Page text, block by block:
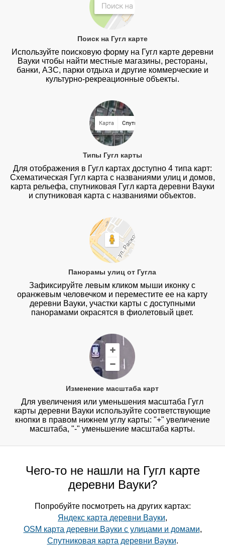
Поиск на Гугл карте
Используйте поисковую форму на Гугл карте деревни
Вауки чтобы найти местные магазины, рестораны,
банки, АЗС, парки отдыха и другие коммерческие и
культурно-рекреационные объекты.
Типы Гугл карты
Для отображения в Гугл картах доступно 4 типа карт:
Схематическая Гугл карта с названиями улиц и домов,
карта рельефа, спутниковая Гугл карта деревни Вауки
и спутниковая карта с названиями объектов.
Панорамы улиц от Гугла
Зафиксируйте левым кликом мыши иконку с
оранжевым человечком и переместите ее на карту
деревни Вауки, участки карты с доступными
панорамами окрасятся в фиолетовый цвет.
Изменение масштаба карт
Для увеличения или уменьшения масштаба Гугл
карты деревни Вауки используйте соответствующие
кнопки в правом нижнем углу карты: "+" увеличение
масштаба, "-" уменьшение масштаба карты.
Чего-то не нашли на Гугл карте
деревни Вауки?
Попробуйте посмотреть на других картах:
Яндекс карта деревни Вауки,
OSM карта деревни Вауки с улицами и домами,
Спутниковая карта деревни Вауки.